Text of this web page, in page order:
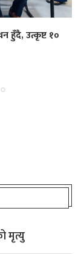
हुँदै, उत्कृष्ट १०
मृत्यु